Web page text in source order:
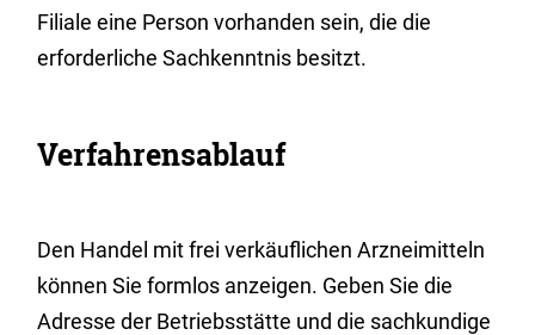
Filiale eine Person vorhanden sein, die die
erforderliche Sachkenntnis besitzt.
Verfahrensablauf
Den Handel mit frei verkäuflichen Arzneimitteln
können Sie formlos anzeigen. Geben Sie die
Adresse der Betriebsstätte und die sachkundige